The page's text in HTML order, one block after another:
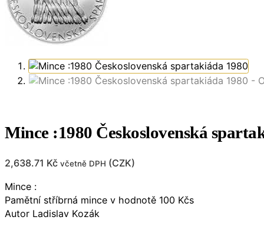
Mince :1980 Československá
2,638.71 Kč včetně DPH (CZK)
Mince :
Pamětní stříbrná mince v hodnotě 100 Kčs
Autor Ladislav Kozák